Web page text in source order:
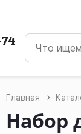
Главная
Набор